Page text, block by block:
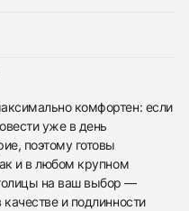
комфортен: если
уже в день
поэтому готовы
и в любом крупном
на ваш выбор —
и подлинности